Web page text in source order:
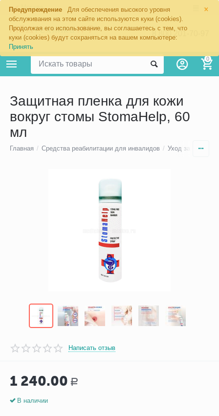
×
Предупреждение
Для обеспечения высокого уровня
обслуживания на этом сайте используются куки (cookies).
Продолжая его использование, вы соглашаетесь с тем, что
куки (cookies) будут сохраняться на вашем компьютере:
Принять
Москва
8 800 201-70-97
0
Защитная пленка для кожи
вокруг стомы StomaHelp, 60
мл
Главная / Средства реабилитации для инвалидов / Уход за стомой
Написать отзыв
1 240.00 Р
В наличии